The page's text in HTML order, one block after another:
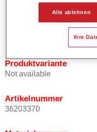
Ermöglicht einfaches
Kann variabel
Mehrschicht- und
Produktvariante
Not available
Artikelnummer
36203370
Alle ablehnen
Ihre